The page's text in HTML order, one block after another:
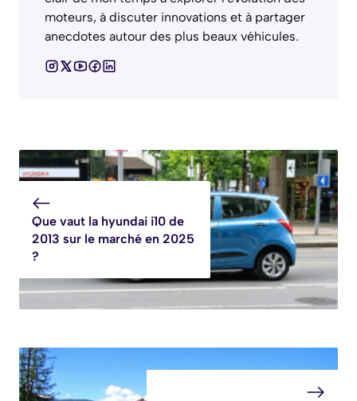
moteurs, à discuter innovations et à partager
anecdotes autour des plus beaux véhicules.
Que vaut la hyundai i10 de
2013 sur le marché en 2025
?